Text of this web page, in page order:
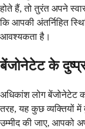
होते हैं, तो तुरंत अपने
कि आपकी अंतर्निहित
आवश्यकता है।
बेंजोनेटेट के
अधिकांश लोग बेंजोनेटेट
तरह, यह कुछ व्यक्तियों
उम्मीद की जाए, आपको